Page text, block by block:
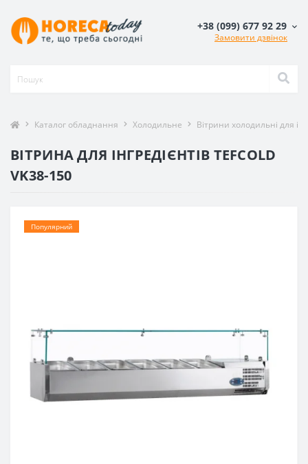
+38 (099) 677 92 29
Замовити дзвінок
Каталог обладнання Холодильне Вітрини холодильні для
ВІТРИНА ДЛЯ ІНГРЕДІЄНТІВ TEFCOLD
VK38-150
Популярний